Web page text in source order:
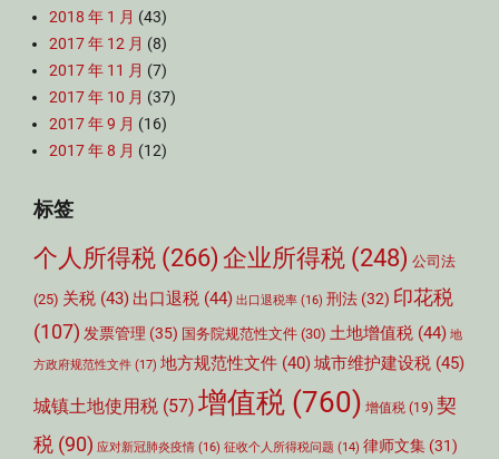
2018 年 1 月 (43)
2017 年 12 月 (8)
2017 年 11 月 (7)
2017 年 10 月 (37)
2017 年 9 月 (16)
2017 年 8 月 (12)
标签
个人所得税 (266) 企业所得税 (248) 公司法
(25) 关税 (43) 出口退税 (44) 出口退税率 (16) 刑法 (32) 印花税
(107) 发票管理 (35) 国务院规范性文件 (30) 土地增值税 (44) 地
方政府规范性文件 (17) 地方规范性文件 (40)城市维护建设税 (45)
城镇土地使用税 (57) 增值税 (760) 增值税 (19) 契
税 (90) 应对新冠肺炎疫情 (16) 征收个人所得税问题 (14) 律师文集 (31)